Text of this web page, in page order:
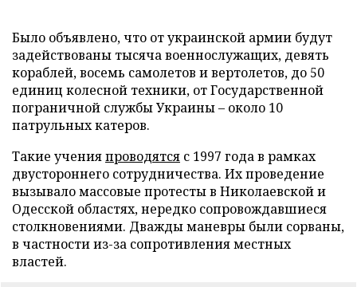
Было объявлено, что от украинской армии будут
задействованы тысяча военнослужащих, девять
кораблей, восемь самолетов и вертолетов, до 50
единиц колесной техники, от Государственной
пограничной службы Украины – около 10
патрульных катеров.
Такие ученияпроводятся с 1997 года в рамках
двустороннего сотрудничества. Их проведение
вызывало массовые протесты в Николаевской и
Одесской областях, нередко сопровождавшиеся
столкновениями. Дважды маневры были сорваны,
в частности из-за сопротивления местных
властей.